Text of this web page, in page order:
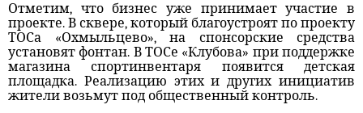
Отметим, что бизнес уже принимает участие в
проекте. В сквере, который благоустроят по проекту
ТОСа «Охмыльцево», на спонсорские средства
установят фонтан. В ТОСе «Клубова» при поддержке
магазина спортинвентаря появится детская
площадка. Реализацию этих и других инициатив
жители возьмут под общественный контроль.